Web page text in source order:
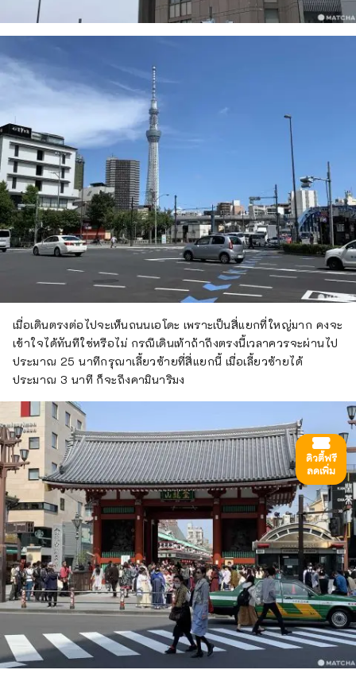
เมื่อเดินตรงต่อไปจะเห็นถนนเอโดะ เพราะเป็นสี่แยกที่ใหญ่มาก คงจะ
เข้าใจได้ทันทีใช่หรือไม่ กรณีเดินเท้าถ้าถึงตรงนี้เวลาควรจะผ่านไป
ประมาณ 25 นาทีกรุณาเลี้ยวซ้ายที่สี่แยกนี้ เมื่อเลี้ยวซ้ายได้
ประมาณ 3 นาที ก็จะถึงคามินาริมง
ดิวตี้ฟรี
ลดเพิ่ม